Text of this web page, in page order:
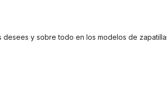
y sobre todo en los modelos de